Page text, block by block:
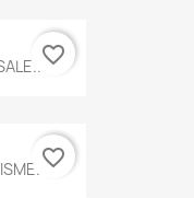
favorite_border
favorite_border